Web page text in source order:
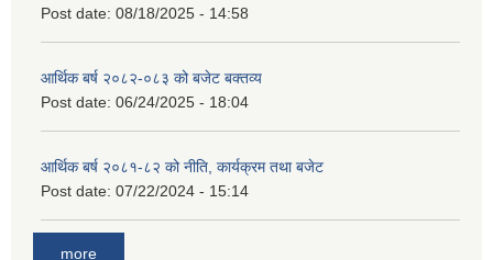
Post date: 08/18/2025 - 14:58
आर्थिक बर्ष २०८२-०८३ को बजेट बक्तव्य
Post date: 06/24/2025 - 18:04
आर्थिक बर्ष २०८१-८२ को नीति, कार्यक्रम तथा बजेट
Post date: 07/22/2024 - 15:14
more